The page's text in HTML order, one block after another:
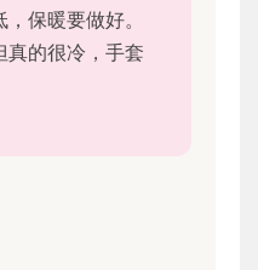
保暖要做好。
真的很冷，手套